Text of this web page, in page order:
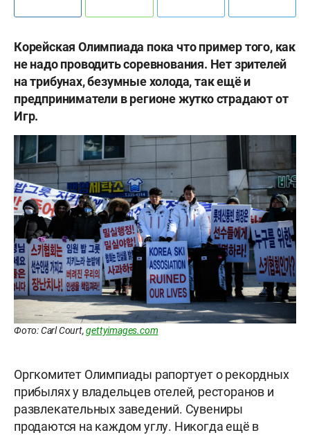
Корейская Олимпиада пока что пример того, как
не надо проводить соревнования. Нет зрителей
на трибунах, безумные холода, так ещё и
предприниматели в регионе жутко страдают от
Игр.
Фото: Carl Court,gettyimages.com
Оргкомитет Олимпиады рапортует о рекордных
прибылях у владельцев отелей, ресторанов и
развлекательных заведений. Сувениры
продаются на каждом углу. Никогда ещё в